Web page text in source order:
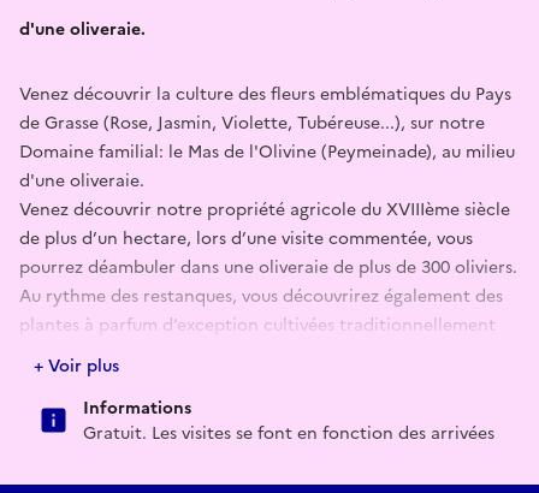
d'une oliveraie.
Venez découvrir la culture des fleurs emblématiques du Pays
de Grasse (Rose, Jasmin, Violette, Tubéreuse...), sur notre
Domaine familial: le Mas de l'Olivine (Peymeinade), au milieu
d'une oliveraie.
Venez découvrir notre propriété agricole du XVIIIème siècle
de plus d’un hectare, lors d’une visite commentée, vous
pourrez déambuler dans une oliveraie de plus de 300 oliviers.
Au rythme des restanques, vous découvrirez également des
plantes à parfum d’exception cultivées traditionnellement
dans le Pays de Grasse.
Le propriétaire, un passionné des plantes à parfum, ayant
créé des jardins dans le monde entier, vous fera découvrir
l'univers des Roses Centifolia, de la Tubéreuse, du Jasmin, de
+ Voir plus
Informations
Gratuit. Les visites se font en fonction des arrivées